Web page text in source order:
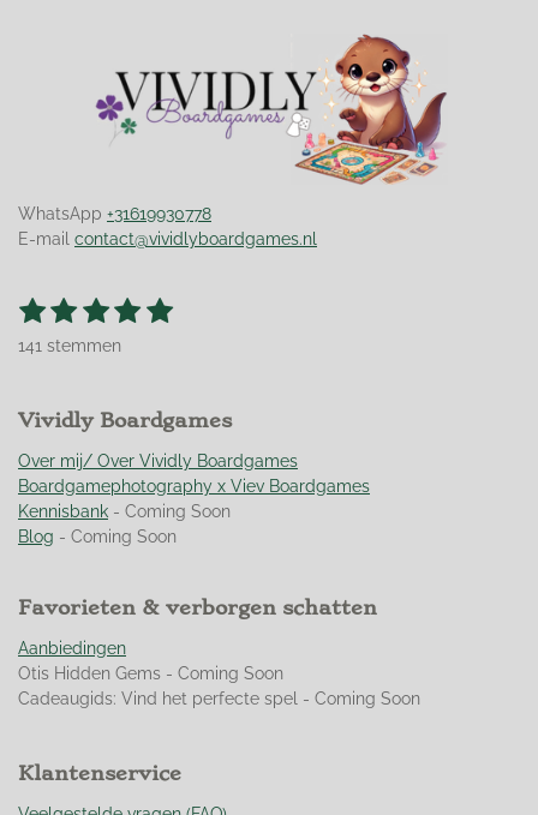
WhatsApp +31619930778
E-mail contact@vividlyboardgames.nl
R
n
:
4
.
9
3
5
4
6
9
1
s
r
2
s
r
r
e
n
3
s
r
r
e
n
4
s
r
r
e
n
5
r
r
e
n
S
n
141 stemmen
Vividly Boardgames
Over mij/ Over Vividly Boardgames
Boardgamephotography x Viev Boardgames
Kennisbank - Coming Soon
Blog - Coming Soon
Favorieten & verborgen schatten
Aanbiedingen
Otis Hidden Gems - Coming Soon
Cadeaugids: Vind het perfecte spel - Coming Soon
Klantenservice